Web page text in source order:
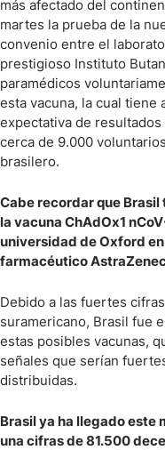
más afectado del
martes la prueba de la
convenio entre el
prestigioso Instituto
paramédicos
esta vacuna, la cual tiene
expectativa de
cerca de 9.000
brasilero.
Cabe recordar que
la vacuna ChAdOx1
universidad de Oxford
farmacéutico
Debido a las fuertes
suramericano, Brasil fue
estas posibles vacunas,
señales que serían
distribuidas.
Brasil ya ha llegado este
una cifras de 81.500